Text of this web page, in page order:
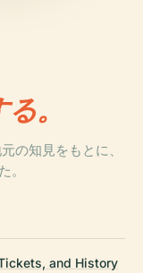
。
の知見をもとに、
and History